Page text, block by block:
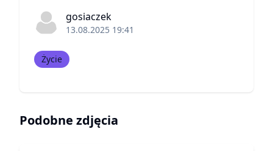
gosiaczek
13.08.2025 19:41
Życie
Podobne zdjęcia